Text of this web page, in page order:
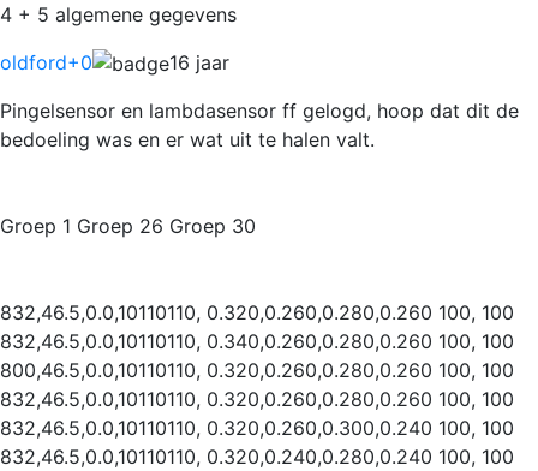
4 + 5 algemene gegevens
oldford+0
16 jaar
Pingelsensor en lambdasensor ff gelogd, hoop dat dit de
bedoeling was en er wat uit te halen valt.
Groep 1 Groep 26 Groep 30
832,46.5,0.0,10110110, 0.320,0.260,0.280,0.260 100, 100
832,46.5,0.0,10110110, 0.340,0.260,0.280,0.260 100, 100
800,46.5,0.0,10110110, 0.320,0.260,0.280,0.260 100, 100
832,46.5,0.0,10110110, 0.320,0.260,0.280,0.260 100, 100
832,46.5,0.0,10110110, 0.320,0.260,0.300,0.240 100, 100
832,46.5,0.0,10110110, 0.320,0.240,0.280,0.240 100, 100